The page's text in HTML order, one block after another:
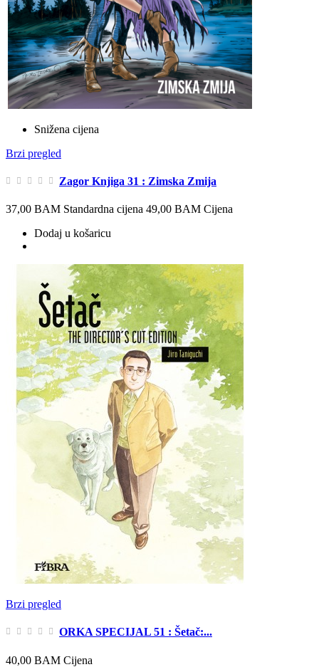
Snižena cijena
Brzi pregled
Zagor Knjiga 31 : Zimska Zmija
37,00 BAM Standardna cijena 49,00 BAM Cijena
Dodaj u košaricu
Brzi pregled
ORKA SPECIJAL 51 : Šetač:...
40,00 BAM Cijena